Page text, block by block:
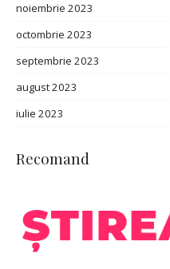
noiembrie 2023
octombrie 2023
septembrie 2023
august 2023
iulie 2023
Recomand